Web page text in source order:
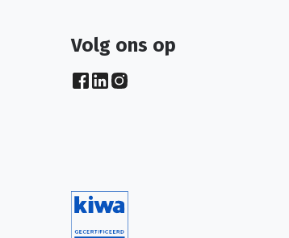
Volg ons op